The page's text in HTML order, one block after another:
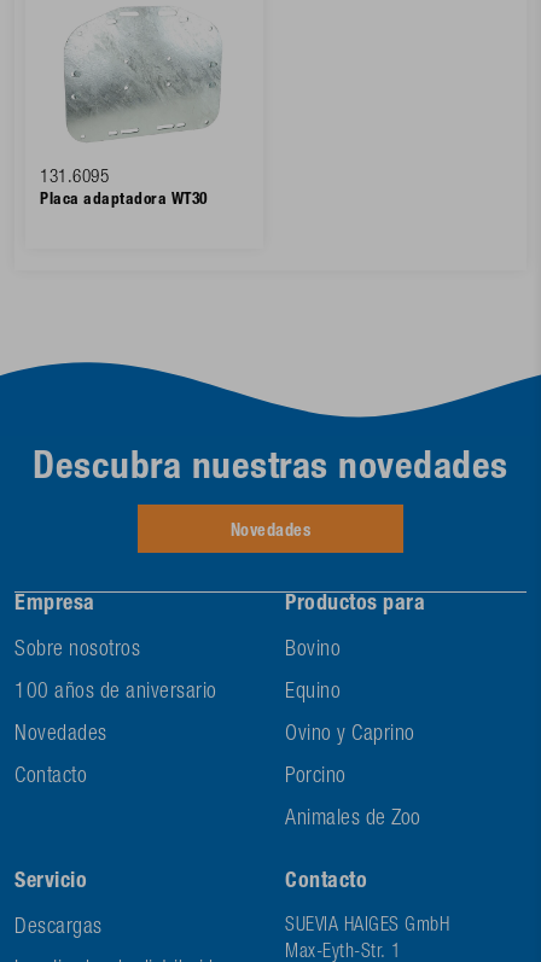
131.6095
Placa adaptadora WT30
Empresa
Sobre nosotros
100 años de aniversario
Novedades
Contacto
Productos para
Bovino
Equino
Ovino y Caprino
Porcino
Animales de Zoo
Servicio
Descargas
Contacto
SUEVIA HAIGES GmbH
Max-Eyth-Str. 1
Descubra nuestras novedades
Novedades